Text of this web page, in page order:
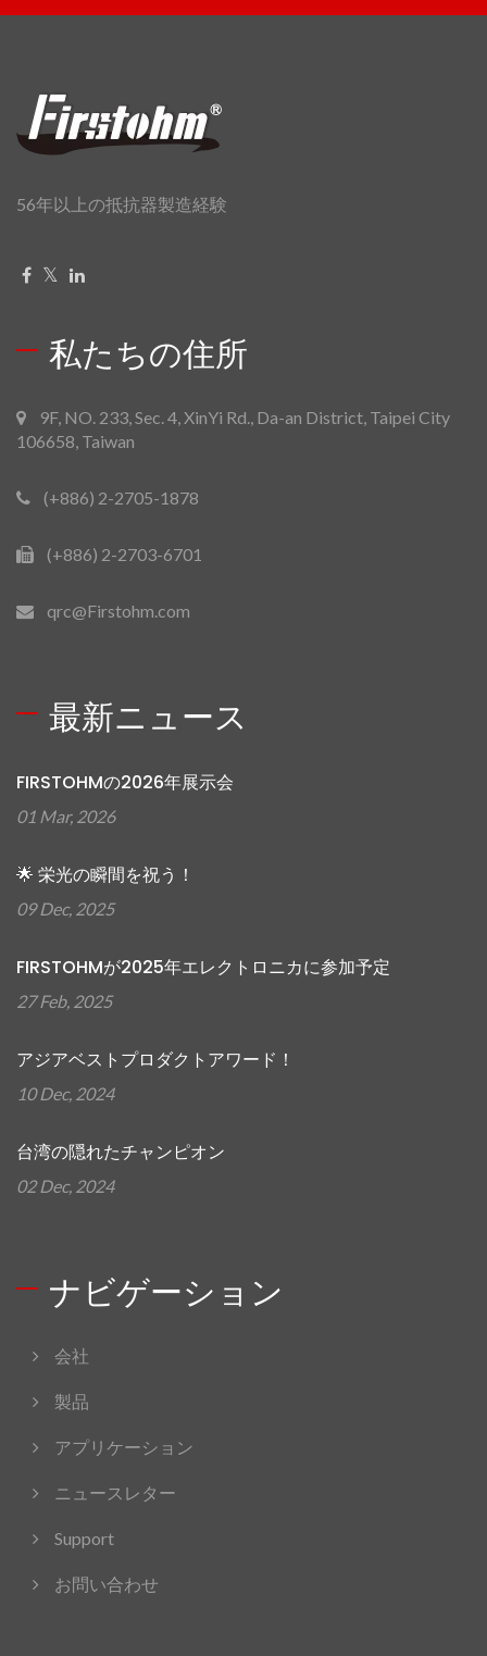
56年以上の抵抗器製造経験
私たちの住所
9F, NO. 233, Sec. 4, XinYi Rd., Da-an District, Taipei City
106658, Taiwan
(+886) 2-2705-1878
(+886) 2-2703-6701
qrc@Firstohm.com
最新ニュース
FIRSTOHMの2026年展示会
01 Mar, 2026
🌟 栄光の瞬間を祝う！
09 Dec, 2025
FIRSTOHMが2025年エレクトロニカに参加予定
27 Feb, 2025
アジアベストプロダクトアワード！
10 Dec, 2024
台湾の隠れたチャンピオン
02 Dec, 2024
ナビゲーション
会社
製品
アプリケーション
ニュースレター
Support
お問い合わせ